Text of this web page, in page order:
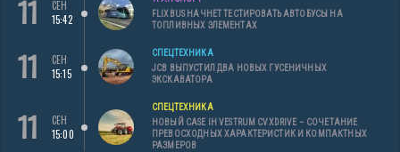
11
СЕН
15:42
FLIXBUS НАЧНЕТ ТЕСТИРОВАТЬ АВТОБУСЫ НА
ТОПЛИВНЫХ ЭЛЕМЕНТАХ
11
СЕН
15:15
СПЕЦТЕХНИКА
JCB ВЫПУСТИЛ ДВА НОВЫХ ГУСЕНИЧНЫХ
ЭКСКАВАТОРА
11
СЕН
15:00
СПЕЦТЕХНИКА
НОВЫЙ CASE IH VESTRUM CVXDRIVE – СОЧЕТАНИЕ
ПРЕВОСХОДНЫХ ХАРАКТЕРИСТИК И КОМПАКТНЫХ
РАЗМЕРОВ